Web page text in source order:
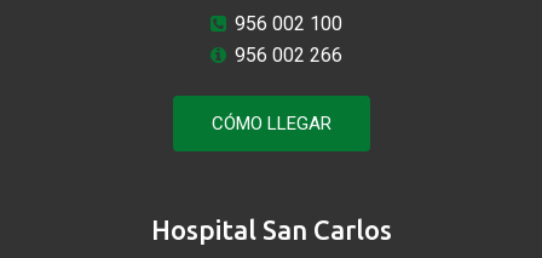
956 002 100
956 002 266
CÓMO LLEGAR
Hospital San Carlos